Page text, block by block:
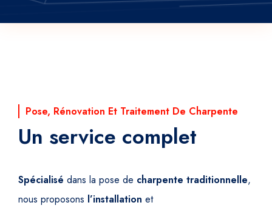
Pose, Rénovation Et Traitement De Charpente
Un service complet
Spécialisé dans la pose de charpente traditionnelle,
nous proposons l’installation et